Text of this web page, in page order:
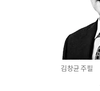
김창균 주필